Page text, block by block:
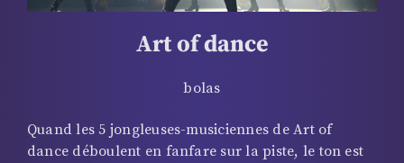
Art of dance
bolas
Quand les 5 jongleuses-musiciennes de Art of
dance déboulent en fanfare sur la piste, le ton est